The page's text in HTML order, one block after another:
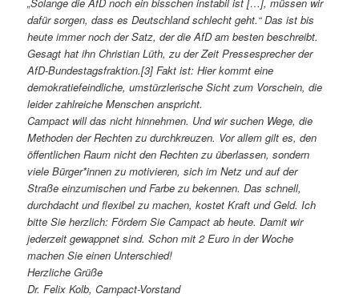
dafür sorgen, dass es Deutschland schlecht geht.“ Das ist bis
heute immer noch der Satz, der die AfD am besten beschreibt.
Gesagt hat ihn Christian Lüth, zu der Zeit Pressesprecher der
AfD-Bundestagsfraktion.[3] Fakt ist: Hier kommt eine
demokratiefeindliche, umstürzlerische Sicht zum Vorschein, die
leider zahlreiche Menschen anspricht.
Campact will das nicht hinnehmen. Und wir suchen Wege, die
Methoden der Rechten zu durchkreuzen. Vor allem gilt es, den
öffentlichen Raum nicht den Rechten zu überlassen, sondern
viele Bürger*innen zu motivieren, sich im Netz und auf der
Straße einzumischen und Farbe zu bekennen. Das schnell,
durchdacht und flexibel zu machen, kostet Kraft und Geld. Ich
bitte Sie herzlich: Fördern Sie Campact ab heute. Damit wir
jederzeit gewappnet sind. Schon mit 2 Euro in der Woche
machen Sie einen Unterschied!
Herzliche Grüße
Dr. Felix Kolb, Campact-Vorstand